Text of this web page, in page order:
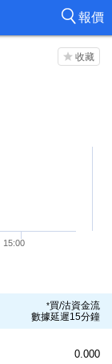
報價
*買/沽資金流
數據延遲15分鐘
0.000